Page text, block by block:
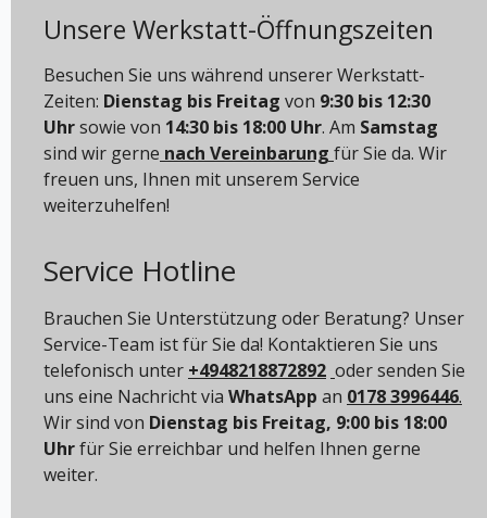
Unsere Werkstatt-Öffnungszeiten
Besuchen Sie uns während unserer Werkstatt-
Zeiten: Dienstag bis Freitag von 9:30 bis 12:30
Uhrsowie von 14:30 bis 18:00 Uhr. Am Samstag
sind wir gerne nach Vereinbarung für Sie da. Wir
freuen uns, Ihnen mit unserem Service
weiterzuhelfen!
Service Hotline
Brauchen Sie Unterstützung oder Beratung? Unser
Service-Team ist für Sie da! Kontaktieren Sie uns
telefonisch unter +4948218872892 oder senden Sie
uns eine Nachricht via WhatsApp an 0178 3996446.
Wir sind von Dienstag bis Freitag, 9:00 bis 18:00
Uhrfür Sie erreichbar und helfen Ihnen gerne
weiter.